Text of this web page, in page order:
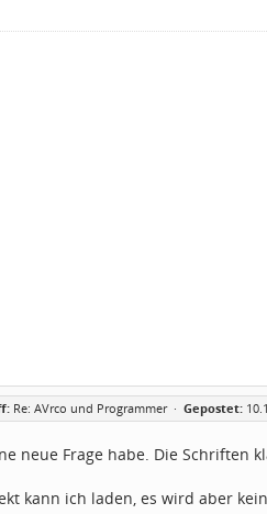
Re: AVrco und Programmer· Gepostet:
neue Frage habe. Die Schriften
kann ich laden, es wird aber